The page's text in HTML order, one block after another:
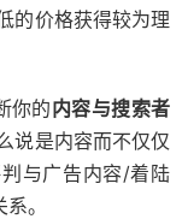
的价格获得较为理
你的内容与搜索者
说是内容而不仅仅
与广告内容/着陆
。